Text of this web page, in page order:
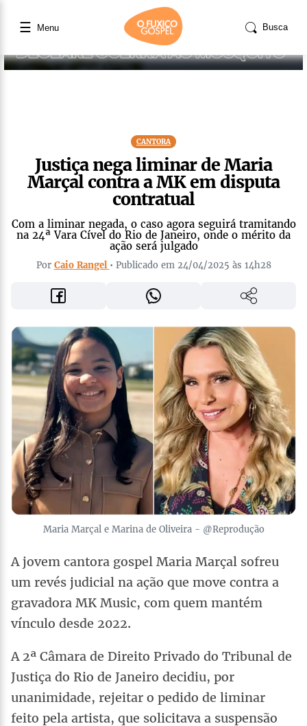
☰ Menu Busca
CANTORA
Justiça nega liminar de Maria
Marçal contra a MK em disputa
contratual
Com a liminar negada, o caso agora seguirá tramitando
na 24ª Vara Cível do Rio de Janeiro, onde o mérito da
ação será julgado
Por Caio Rangel • Publicado em 24/04/2025 às 14h28
Maria Marçal e Marina de Oliveira - @Reprodução
A jovem cantora gospel Maria Marçal sofreu
um revés judicial na ação que move contra a
gravadora MK Music, com quem mantém
vínculo desde 2022.
A 2ª Câmara de Direito Privado do Tribunal de
Justiça do Rio de Janeiro decidiu, por
unanimidade, rejeitar o pedido de liminar
feito pela artista, que solicitava a suspensão